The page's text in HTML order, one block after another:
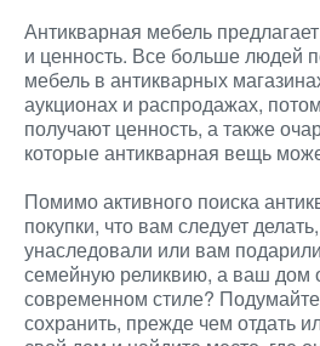
Антикварная мебель
и ценность. Все больше людей
мебель в антикварных
аукционах и распродажах,
получают ценность, а также
которые антикварная вещь
Помимо активного поиска
покупки, что вам следует
унаследовали или вам
семейную реликвию, а ваш дом
современном стиле?
сохранить, прежде чем отдать